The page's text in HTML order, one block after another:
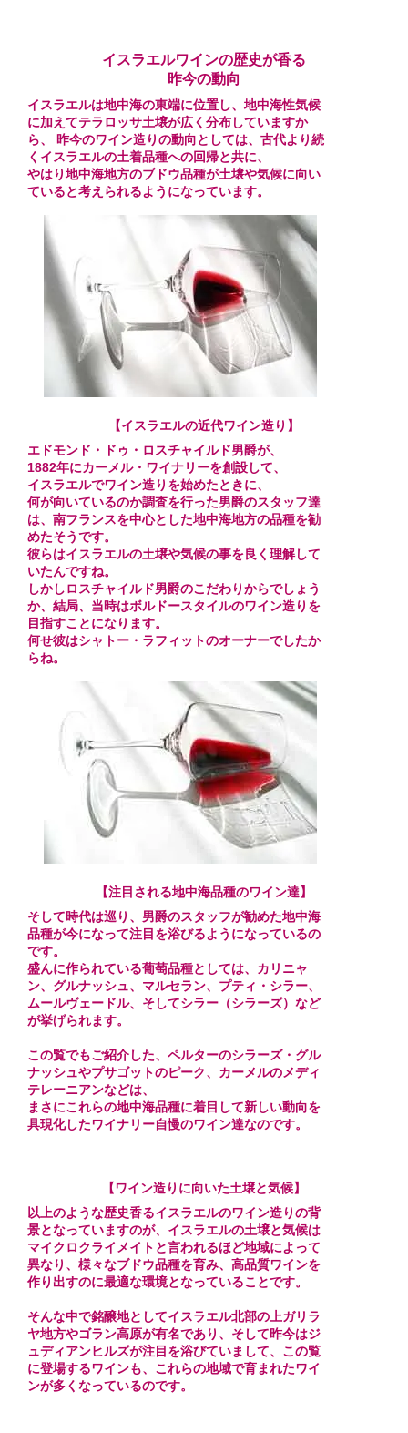
イスラエルワインの歴史が香る
昨今の動向
イスラエルは地中海の東端に位置し、地中海性気候
に加えてテラロッサ土壌が広く分布していますか
ら、 昨今のワイン造りの動向としては、古代より続
くイスラエルの土着品種への回帰と共に、
やはり地中海地方のブドウ品種が土壌や気候に向い
ていると考えられるようになっています。
【イスラエルの近代ワイン造り】
エドモンド・ドゥ・ロスチャイルド男爵が、
1882年にカーメル・ワイナリーを創設して、
イスラエルでワイン造りを始めたときに、
何が向いているのか調査を行った男爵のスタッフ達
は、南フランスを中心とした地中海地方の品種を勧
めたそうです。
彼らはイスラエルの土壌や気候の事を良く理解して
いたんですね。
しかしロスチャイルド男爵のこだわりからでしょう
か、結局、当時はボルドースタイルのワイン造りを
目指すことになります。
何せ彼はシャトー・ラフィットのオーナーでしたか
らね。
【注目される地中海品種のワイン達】
そして時代は巡り、男爵のスタッフが勧めた地中海
品種が今になって注目を浴びるようになっているの
です。
盛んに作られている葡萄品種としては、カリニャ
ン、グルナッシュ、マルセラン、プティ・シラー、
ムールヴェードル、そしてシラー（シラーズ）など
が挙げられます。
この覧でもご紹介した、ペルターのシラーズ・グル
ナッシュやプサゴットのピーク、カーメルのメディ
テレーニアンなどは、
まさにこれらの地中海品種に着目して新しい動向を
具現化したワイナリー自慢のワイン達なのです。
【ワイン造りに向いた土壌と気候】
以上のような歴史香るイスラエルのワイン造りの背
景となっていますのが、イスラエルの土壌と気候は
マイクロクライメイトと言われるほど地域によって
異なり、様々なブドウ品種を育み、高品質ワインを
作り出すのに最適な環境となっていることです。
そんな中で銘醸地としてイスラエル北部の上ガリラ
ヤ地方やゴラン高原が有名であり、そして昨今はジ
ュディアンヒルズが注目を浴びていまして、この覧
に登場するワインも、これらの地域で育まれたワイ
ンが多くなっているのです。